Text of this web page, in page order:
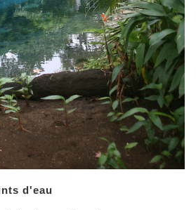
d'eau